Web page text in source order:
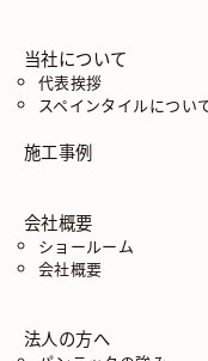
当社について
代表挨拶
スペインタイルについ
施工事例
会社概要
ショールーム
会社概要
法人の方へ